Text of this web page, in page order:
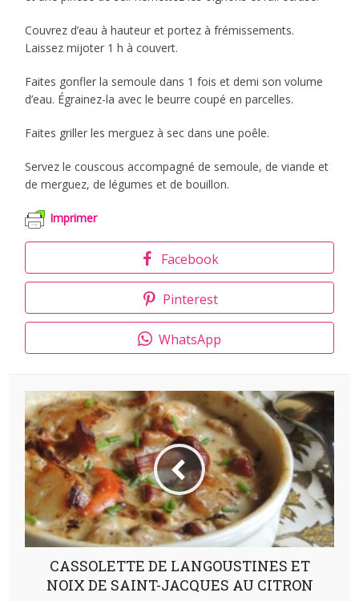
Couvrez d’eau à hauteur et portez à frémissements.
Laissez mijoter 1 h à couvert.
Faites gonfler la semoule dans 1 fois et demi son volume
d’eau. Égrainez-la avec le beurre coupé en parcelles.
Faites griller les merguez à sec dans une poêle.
Servez le couscous accompagné de semoule, de viande et
de merguez, de légumes et de bouillon.
Imprimer
Facebook
Pinterest
WhatsApp
CASSOLETTE DE LANGOUSTINES ET
NOIX DE SAINT-JACQUES AU CITRON